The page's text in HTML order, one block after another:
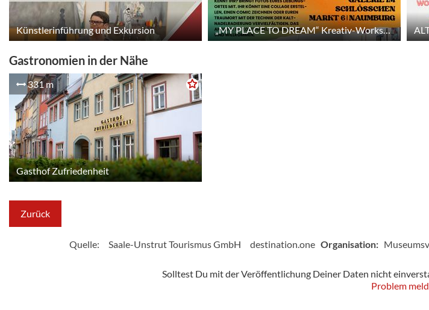
Künstlerinführung und Exkursion „MY PLACE TO DREAM“ Kreativ-Workshop für Jugendliche mit Andrea Freiberg
Gastronomien in der Nähe
331 m
Gasthof Zufriedenheit
Zurück
Quelle: Saale-Unstrut Tourismus GmbH destination.one Organisation:
Solltest Du mit der Veröffentlichung Deiner Daten nicht
Problem